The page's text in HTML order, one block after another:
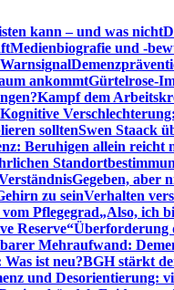
kann – und was nicht
Medienbiografie und -
ankommtGürtelrose-
Kampf dem
Kognitive
solltenSwen Staack
Beruhigen allein reicht
Gegeben, aber
zu seinVerhalten
Pflegegrad„Also, ich
Reserve“Überforderung
Mehraufwand:
ist neu?BGH stärkt
und Desorientierung: